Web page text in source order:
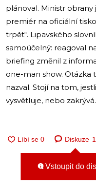
plánoval. Ministr
premiér na oficiální
trpět“. Lipavského
samoúčelný: reagoval
briefing změnil z
one-man show. Otázka
nazval. Stojí na tom,
vysvětluje, nebo zakrývá.
Diskuze 1
Vstoupit do